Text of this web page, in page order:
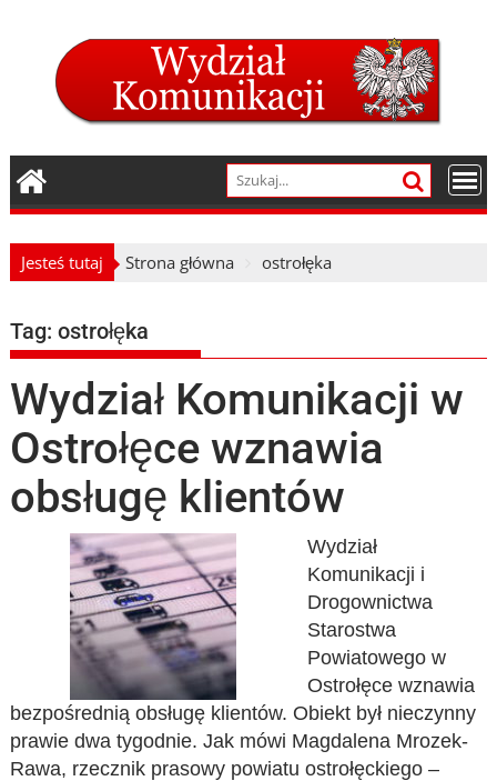
Jesteś tutaj Strona główna ostrołęka
Tag:ostrołęka
Wydział Komunikacji w
Ostrołęce wznawia
obsługę klientów
Wydział
Komunikacji i
Drogownictwa
Starostwa
Powiatowego w
Ostrołęce wznawia
bezpośrednią obsługę klientów. Obiekt był nieczynny
prawie dwa tygodnie. Jak mówi Magdalena Mrozek-
Rawa, rzecznik prasowy powiatu ostrołęckiego –